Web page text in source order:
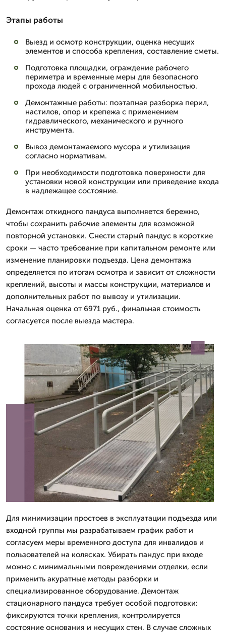
Этапы работы
Выезд и осмотр конструкции, оценка несущих
элементов и способа крепления, составление сметы.
Подготовка площадки, ограждение рабочего
периметра и временные меры для безопасного
прохода людей с ограниченной мобильностью.
Демонтажные работы: поэтапная разборка перил,
настилов, опор и крепежа с применением
гидравлического, механического и ручного
инструмента.
Вывоз демонтажаемого мусора и утилизация
согласно нормативам.
При необходимости подготовка поверхности для
установки новой конструкции или приведение входа
в надлежащее состояние.
Демонтаж откидного пандуса выполняется бережно,
чтобы сохранить рабочие элементы для возможной
повторной установки. Снести старый пандус в короткие
сроки — часто требование при капитальном ремонте или
изменение планировки подъезда. Цена демонтажа
определяетcя по итогам осмотра и зависит от сложности
креплений, высоты и массы конструкции, материалов и
дополнительных работ по вывозу и утилизации.
Начальная оценка от 6971 руб., финальная стоимость
согласуется после выезда мастера.
Для минимизации простоев в эксплуатации подъезда или
входной группы мы разрабатываем график работ и
согласуем меры временного доступа для инвалидов и
пользователей на колясках. Убирать пандус при входе
можно с минимальными повреждениями отделки, если
применить акуратные методы разборки и
специализированное оборудование. Демонтаж
стационарного пандуса требует особой подготовки:
фиксируются точки крепления, контролируется
состояние основания и несущих стен. В случае сложных